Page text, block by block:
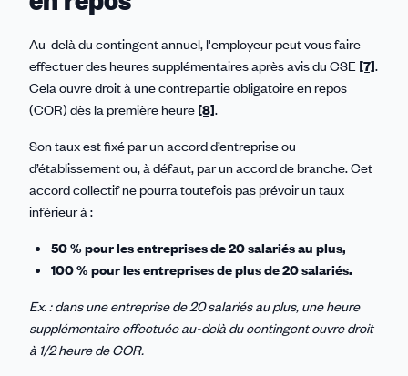
Au-delà du contingent annuel, l'employeur peut vous faire
effectuer des heures supplémentaires après avis du CSE [7].
Cela ouvre droit à une contrepartie obligatoire en repos
(COR) dès la première heure [8].
Son taux est fixé par un accord d’entreprise ou
d’établissement ou, à défaut, par un accord de branche. Cet
accord collectif ne pourra toutefois pas prévoir un taux
inférieur à :
50 % pour les entreprises de 20 salariés au plus,
100 % pour les entreprises de plus de 20 salariés.
Ex. : dans une entreprise de 20 salariés au plus, une heure
supplémentaire effectuée au-delà du contingent ouvre droit
à 1/2 heure de COR.